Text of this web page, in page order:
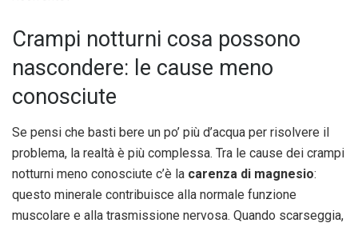
Crampi notturni cosa possono
nascondere: le cause meno
conosciute
Se pensi che basti bere un po’ più d’acqua per risolvere il
problema, la realtà è più complessa. Tra le cause dei crampi
notturni meno conosciute c’è la carenza di magnesio:
questo minerale contribuisce alla normale funzione
muscolare e alla trasmissione nervosa. Quando scarseggia,